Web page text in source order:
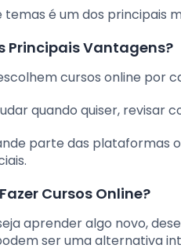
temas é um dos principais
Principais Vantagens?
cursos online por
quando quiser, revisar
parte das plataformas
Cursos Online?
aprender algo novo,
ser uma alternativa